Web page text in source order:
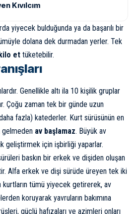
Kıvılcım
yiyecek bulduğunda ya da başarılı bir
dolana dek durmadan yerler. Tek
et tüketebilir.
Genellikle altı ila 10 kişilik gruplar
Çoğu zaman tek bir günde uzun
fazla) katederler. Kurt sürüsünün en
gelmeden av başlamaz. Büyük av
geliştirmek için işbirliği yaparlar.
baskın bir erkek ve dişiden oluşan
Alfa erkek ve dişi sürüde üreyen tek iki
tümü yiyecek getirerek, av
koruyarak yavruların bakımına
güçlü hafızaları ve azimleri onları